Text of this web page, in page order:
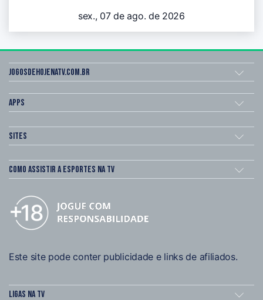
sex., 07 de ago. de 2026
Jogosdehojenatv.com.br
Apps
Sites
Como assistir a esportes na TV
Este site pode conter publicidade e links de afiliados.
Ligas na TV